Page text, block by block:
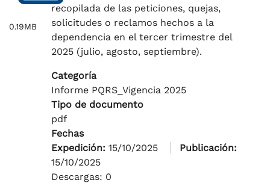
0.19MB
recopilada de las peticiones, quejas,
solicitudes o reclamos hechos a la
dependencia en el tercer trimestre del
2025 (julio, agosto, septiembre).
Categoría
Informe PQRS_Vigencia 2025
Tipo de documento
pdf
Fechas
Expedición: 15/10/2025
Publicación:
15/10/2025
Descargas: 0